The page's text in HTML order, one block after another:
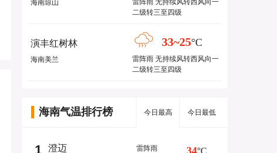
海南琼山
雷阵雨 无持续风转西风向一
二级转三至四级
演丰红树林
海南美兰
33~25°C
雷阵雨 无持续风转西风向一
二级转三至四级
海南气温排行榜 今日最高 今日最低
1 澄迈 雷阵雨 34°C